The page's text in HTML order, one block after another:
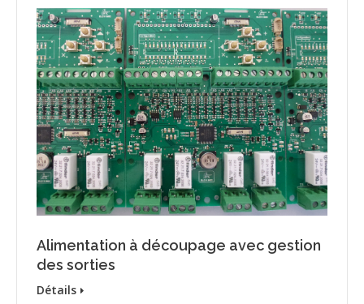
Alimentation à découpage avec gestion
des sorties
Détails